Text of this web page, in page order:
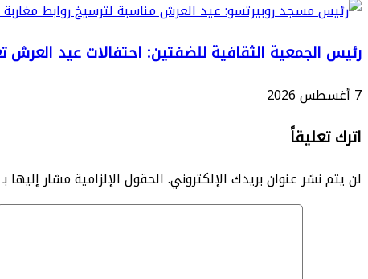
رئيس الجمعية الثقافية للضفتين: احتفالات عيد العرش
7 أغسطس 2026
اترك تعليقاً
لن يتم نشر عنوان بريدك الإلكتروني.الحقول الإلزامية مشار إليها بـ